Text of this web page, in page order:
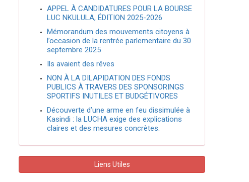
APPEL À CANDIDATURES POUR LA BOURSE
LUC NKULULA, ÉDITION 2025-2026
Mémorandum des mouvements citoyens à
l’occasion de la rentrée parlementaire du 30
septembre 2025
Ils avaient des rêves
NON À LA DILAPIDATION DES FONDS
PUBLICS À TRAVERS DES SPONSORINGS
SPORTIFS INUTILES ET BUDGÉTIVORES
Découverte d’une arme en feu dissimulée à
Kasindi : la LUCHA exige des explications
claires et des mesures concrètes.
Liens Utiles